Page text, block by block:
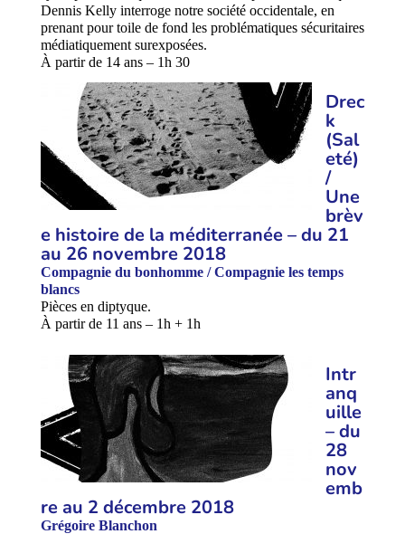
Dennis Kelly interroge notre société occidentale, en
prenant pour toile de fond les problématiques sécuritaires
médiatiquement surexposées.
À partir de 14 ans – 1h 30
Drec
k
(Sal
eté)
/
Une
brèv
e histoire de la méditerranée – du 21
au 26 novembre 2018
Compagnie du bonhomme / Compagnie les temps
blancs
Pièces en diptyque.
À partir de 11 ans – 1h + 1h
Intr
anq
uille
– du
28
nov
emb
re au 2 décembre 2018
Grégoire Blanchon